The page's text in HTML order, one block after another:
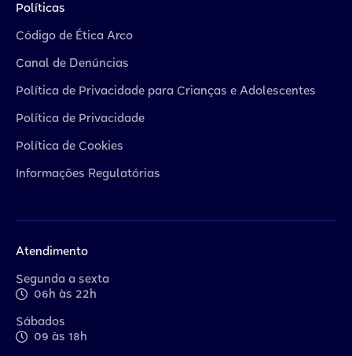
Políticas
Código de Ética Arco
Canal de Denúncias
Política de Privacidade para Crianças e Adolescentes
Política de Privacidade
Política de Cookies
Informações Regulatórias
Atendimento
Segunda a sexta
06h às 22h
Sábados
09 às 18h